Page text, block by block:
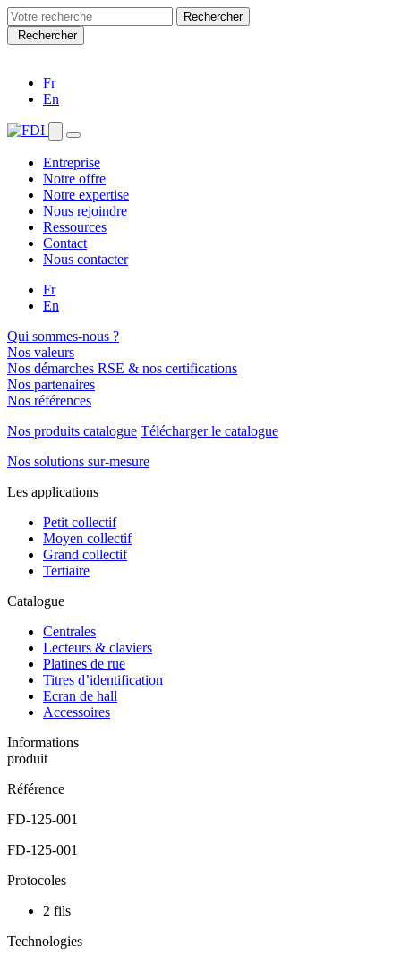
Search
for:Rechercher
Fr
En
Entreprise
Notre offre
Notre expertise
Nous rejoindre
Ressources
Contact
Nous contacter
Fr
En
Qui sommes-nous ?
Nos valeurs
Nos démarches RSE & nos certifications
Nos partenaires
Nos références
Nos produits catalogue Télécharger le catalogue
Nos solutions sur-mesure
Les applications
Petit collectif
Moyen collectif
Grand collectif
Tertiaire
Catalogue
Centrales
Lecteurs & claviers
Platines de rue
Titres d’identification
Ecran de hall
Accessoires
Informations
produit
Référence
FD-125-001
FD-125-001
Protocoles
2 fils
Technologies